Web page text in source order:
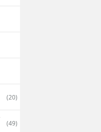
(20)
(49)